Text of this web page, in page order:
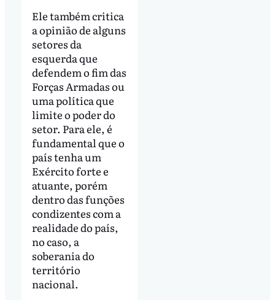
Ele também critica
a opinião de alguns
setores da
esquerda que
defendem o fim das
Forças Armadas ou
uma política que
limite o poder do
setor. Para ele, é
fundamental que o
país tenha um
Exército forte e
atuante, porém
dentro das funções
condizentes com a
realidade do país,
no caso, a
soberania do
território
nacional.